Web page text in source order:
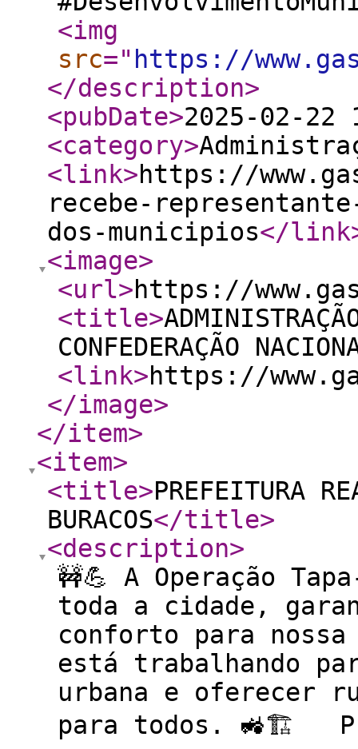
<img
src=" https://
</description>
<pubDate>2025-02-22
<category>
<link>https://
recebe-
dos-municipios</link
<image>
<url>https://
<title>
CONFEDERAÇÃO
<link>https://
</image>
</item>
<item>
<title>PREFEITURA
BURACOS</title>
<description>
🚧💪 A Operação
toda a cidade,
conforto para nossa
está trabalhando
urbana e oferecer
para todos. 🚜🏗️